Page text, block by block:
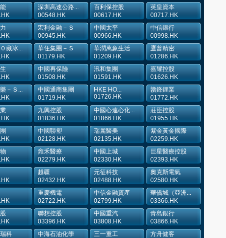
深圳高速公路...
00548.HK
百利保控股
00617.HK
英皇資本
00717.HK
宏利金融－Ｓ
00945.HK
中國太平
00966.HK
中信銀行
00998.HK
藏冰...
華住集團－Ｓ
01179.HK
華潤萬象生活
01209.HK
鷹普精密
01286.HK
中國再保險
01508.HK
汛和集團
01591.HK
嘉耀控股
01626.HK
－Ｓ...
中國通商集團
01719.HK
HKE HO...
01726.HK
贛鋒鋰業
01772.HK
九興控股
01836.HK
中國心連心化...
01866.HK
莊臣控股
01955.HK
中國聯塑
02128.HK
瑞麗醫美
02135.HK
紫金黃金國際
02259.HK
雍禾醫療
02279.HK
中國上城
02330.HK
巨星醫療控股
02393.HK
越疆
02432.HK
元征科技
02488.HK
奧克斯電氣
02580.HK
重慶機電
02722.HK
中信金融資產
02799.HK
華僑城（亞洲...
03366.HK
聯想控股
03396.HK
中國重汽
03808.HK
青島銀行
03866.HK
科
中海石油化學
三一重工
方舟健客